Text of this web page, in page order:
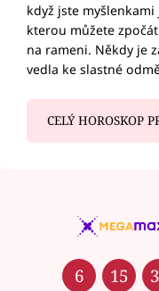
když jste myšlenkami
kterou můžete
na rameni. Někdy je
vedla ke slastné
CELÝ HOROSKOP
6 15